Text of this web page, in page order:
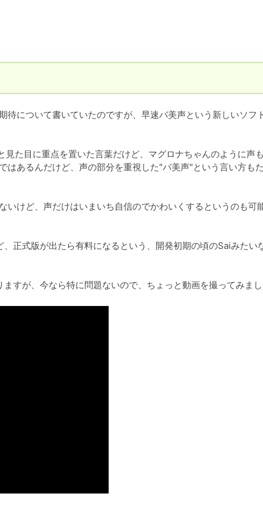
について書いていたのですが、早速バ美声という新しいソフ
た目に重点を置いた言葉だけど、マグロナちゃんのように声
はあるんだけど、声の部分を重視した"バ美声"という言い方も
けど、声だけはいまいち自信のでかわいくするというのも可
正式版が出たら有料になるという、開発初期の頃のSaiみたい
すが、今なら特に問題ないので、ちょっと動画を撮ってみまし